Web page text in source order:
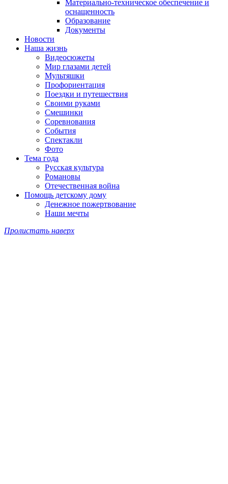
Материально-техническое обеспечение и
оснащенность
Образование
Документы
Новости
Наша жизнь
Видеосюжеты
Мир глазами детей
Мультяшки
Профориентация
Поездки и путешествия
Своими руками
Смешинки
Соревнования
События
Спектакли
Фото
Тема года
Русская культура
Романовы
Отечественная война
Помощь детскому дому
Денежное пожертвование
Наши мечты
Пролистать наверх